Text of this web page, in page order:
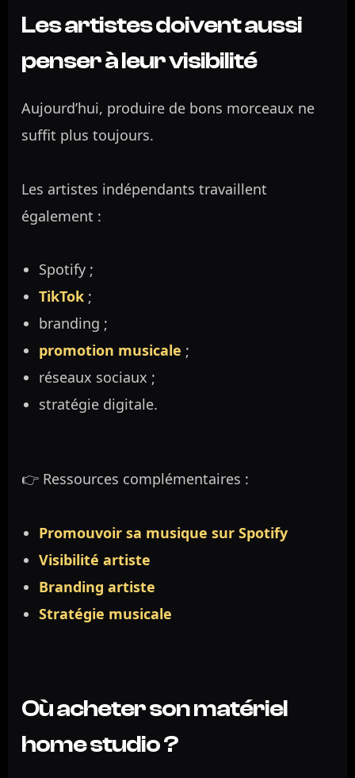
Les artistes doivent aussi
penser à leur visibilité
Aujourd’hui, produire de bons morceaux ne
suffit plus toujours.
Les artistes indépendants travaillent
également :
Spotify ;
TikTok ;
branding ;
promotion musicale ;
réseaux sociaux ;
stratégie digitale.
👉 Ressources complémentaires :
Promouvoir sa musique sur Spotify
Visibilité artiste
Branding artiste
Stratégie musicale
Où acheter son matériel
home studio ?